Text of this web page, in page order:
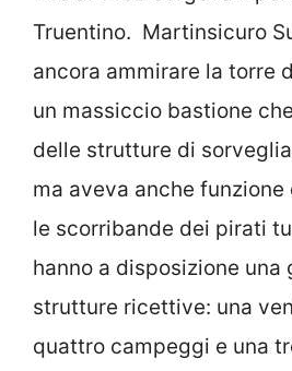
Truentino. Martinsicuro
ancora ammirare la torre
un massiccio bastione
delle strutture di
ma aveva anche
le scorribande dei pirati
hanno a disposizione una
strutture ricettive: una
quattro campeggi e una